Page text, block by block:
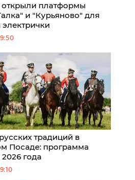
платформы
и "Курьяново" для
традиций в
Посаде: программа
года